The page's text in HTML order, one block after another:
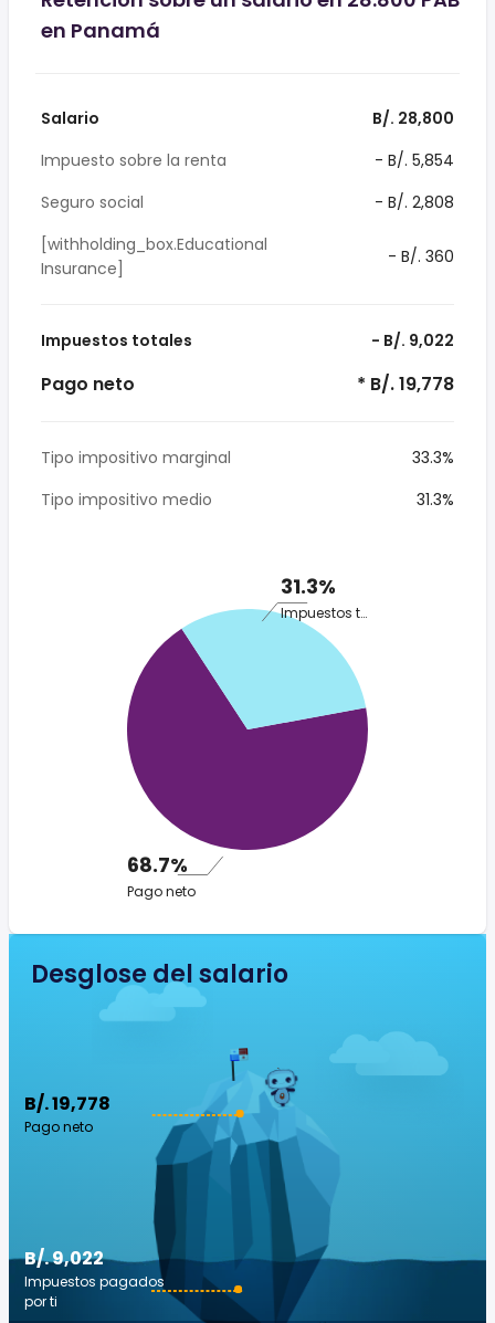
en Panamá
Salario
B/. 28,800
Impuesto sobre la renta
- B/. 5,854
Seguro social
- B/. 2,808
[withholding_box.Educational
Insurance]
- B/. 360
Impuestos totales - B/. 9,022
Pago neto * B/. 19,778
Tipo impositivo marginal
33.3%
Tipo impositivo medio
31.3%
31.3%
Impuestos totales
68.7%
Pago neto
Desglose del salario
B/. 19,778
Pago neto
B/. 9,022
Impuestos pagados
por ti